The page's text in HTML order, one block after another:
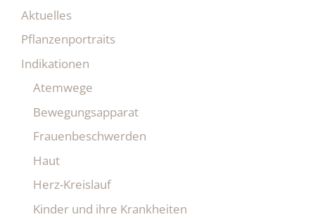
Aktuelles
Pflanzenportraits
Indikationen
Atemwege
Bewegungsapparat
Frauenbeschwerden
Haut
Herz-Kreislauf
Kinder und ihre Krankheiten